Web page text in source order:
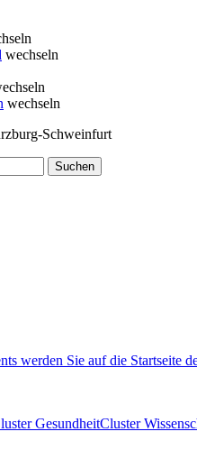
wechseln
wechseln
Schweinfurt
GesundheitCluster